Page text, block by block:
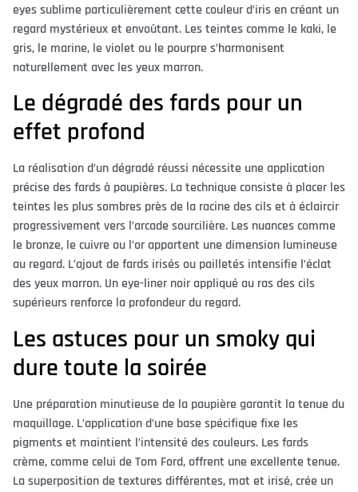
eyes sublime particulièrement cette couleur d’iris en créant un
regard mystérieux et envoûtant. Les teintes comme le kaki, le
gris, le marine, le violet ou le pourpre s’harmonisent
naturellement avec les yeux marron.
Le dégradé des fards pour un
effet profond
La réalisation d’un dégradé réussi nécessite une application
précise des fards à paupières. La technique consiste à placer les
teintes les plus sombres près de la racine des cils et à éclaircir
progressivement vers l’arcade sourcilière. Les nuances comme
le bronze, le cuivre ou l’or apportent une dimension lumineuse
au regard. L’ajout de fards irisés ou pailletés intensifie l’éclat
des yeux marron. Un eye-liner noir appliqué au ras des cils
supérieurs renforce la profondeur du regard.
Les astuces pour un smoky qui
dure toute la soirée
Une préparation minutieuse de la paupière garantit la tenue du
maquillage. L’application d’une base spécifique fixe les
pigments et maintient l’intensité des couleurs. Les fards
crème, comme celui de Tom Ford, offrent une excellente tenue.
La superposition de textures différentes, mat et irisé, crée un